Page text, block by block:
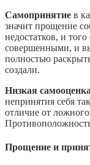
Самопринятие в
значит прощение
недостатков, и
совершенными, и
полностью
создали.
Низкая
непринятия себя
отличие от
Прощение и